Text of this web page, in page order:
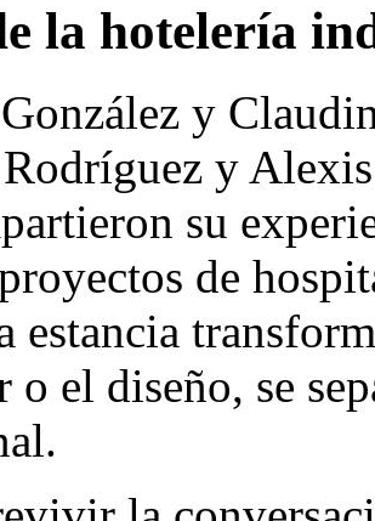
la hotelería
y
y
su
de
estancia
o el diseño, se